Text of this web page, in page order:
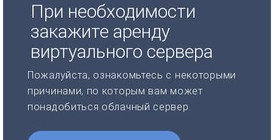
При необходимости
закажите аренду
виртуального сервера
Пожалуйста, ознакомьтесь с некоторыми
причинами, по которым вам может
понадобиться облачный сервер.